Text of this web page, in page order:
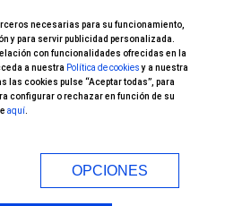
necesarias para su funcionamiento,
y para servir publicidad personalizada.
con funcionalidades ofrecidas en la
a nuestra Política de cookiesy a nuestra
las cookies pulse “Aceptar todas”, para
configurar o rechazar en función de su
aquí
OPCIONES